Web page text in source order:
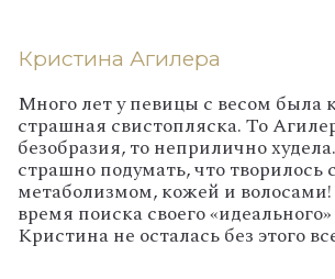
Кристина Агилера
Много лет у певицы с весом была
страшная свистопляска. То
безобразия, то неприлично
страшно подумать, что творилось
метаболизмом, кожей и
время поиска своего
Кристина не осталась без этого